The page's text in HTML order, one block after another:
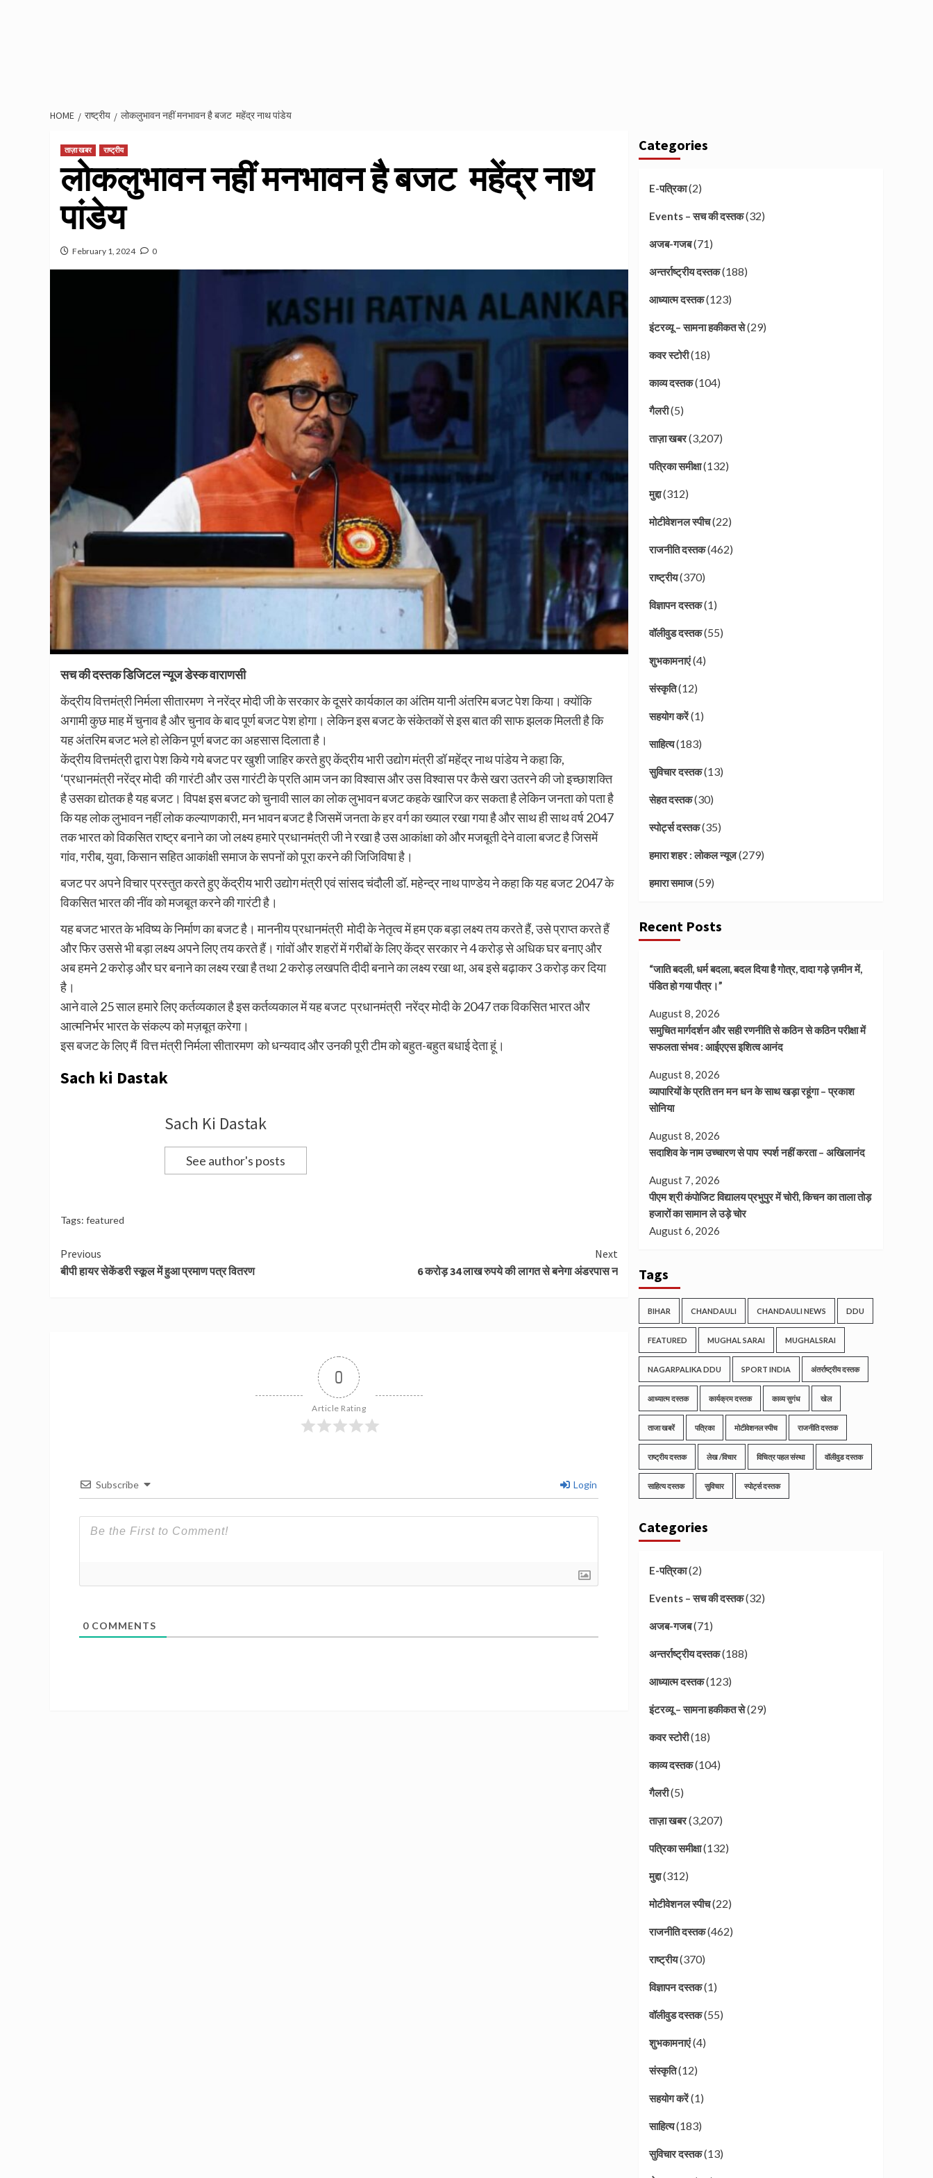
HOME राष्ट्रीय लोकलुभावन नहीं मनभावन है बजट महेंद्र नाथ पांडेय
ताज़ा खबर राष्ट्रीय
लोकलुभावन नहीं मनभावन है बजट महेंद्र नाथ
पांडेय
February 1, 2024 0
सच की दस्तक डिजिटल न्यूज डेस्क वाराणसी
केंद्रीय वित्तमंत्री निर्मला सीतारमण ने नरेंद्र मोदी जी के सरकार के दूसरे कार्यकाल का अंतिम यानी अंतरिम बजट पेश किया। क्योंकि
अगामी कुछ माह में चुनाव है और चुनाव के बाद पूर्ण बजट पेश होगा। लेकिन इस बजट के संकेतकों से इस बात की साफ झलक मिलती है कि
यह अंतरिम बजट भले हो लेकिन पूर्ण बजट का अहसास दिलाता है।
केंद्रीय वित्तमंत्री द्वारा पेश किये गये बजट पर खुशी जाहिर करते हुए केंद्रीय भारी उद्योग मंत्री डॉ महेंद्र नाथ पांडेय ने कहा कि,
‘प्रधानमंत्री नरेंद्र मोदी की गारंटी और उस गारंटी के प्रति आम जन का विश्वास और उस विश्वास पर कैसे खरा उतरने की जो इच्छाशक्ति
है उसका द्योतक है यह बजट। विपक्ष इस बजट को चुनावी साल का लोक लुभावन बजट कहके खारिज कर सकता है लेकिन जनता को पता है
कि यह लोक लुभावन नहीं लोक कल्याणकारी, मन भावन बजट है जिसमें जनता के हर वर्ग का ख्याल रखा गया है और साथ ही साथ वर्ष 2047
तक भारत को विकसित राष्ट्र बनाने का जो लक्ष्य हमारे प्रधानमंत्री जी ने रखा है उस आकांक्षा को और मजबूती देने वाला बजट है जिसमें
गांव, गरीब, युवा, किसान सहित आकांक्षी समाज के सपनों को पूरा करने की जिजिविषा है।
बजट पर अपने विचार प्रस्तुत करते हुए केंद्रीय भारी उद्योग मंत्री एवं सांसद चंदौली डॉ. महेन्द्र नाथ पाण्डेय ने कहा कि यह बजट 2047 के
विकसित भारत की नींव को मजबूत करने की गारंटी है।
यह बजट भारत के भविष्य के निर्माण का बजट है। माननीय प्रधानमंत्री मोदी के नेतृत्व में हम एक बड़ा लक्ष्य तय करते हैं, उसे प्राप्त करते हैं
और फिर उससे भी बड़ा लक्ष्य अपने लिए तय करते हैं। गांवों और शहरों में गरीबों के लिए केंद्र सरकार ने 4 करोड़ से अधिक घर बनाए और
अब हमने 2 करोड़ और घर बनाने का लक्ष्य रखा है तथा 2 करोड़ लखपति दीदी बनाने का लक्ष्य रखा था, अब इसे बढ़ाकर 3 करोड़ कर दिया
है।
आने वाले 25 साल हमारे लिए कर्तव्यकाल है इस कर्तव्यकाल में यह बजट प्रधानमंत्री नरेंद्र मोदी के 2047 तक विकसित भारत और
आत्मनिर्भर भारत के संकल्प को मज़बूत करेगा।
इस बजट के लिए मैं वित्त मंत्री निर्मला सीतारमण को धन्यवाद और उनकी पूरी टीम को बहुत-बहुत बधाई देता हूं।
Sach ki Dastak
Sach Ki Dastak
See author's posts
Tags: featured
Continue
Reading
Previous
बीपी हायर सेकेंडरी स्कूल में हुआ प्रमाण पत्र वितरण
Next
6 करोड़ 34 लाख रुपये की लागत से बनेगा अंडरपास न
0
Article Rating
Subscribe Login
0 COMMENTS
Categories
E-पत्रिका(2)
Events – सच की दस्तक(32)
अजब-गजब(71)
अन्तर्राष्ट्रीय दस्तक(188)
आध्यात्म दस्तक(123)
इंटरव्यू – सामना हकीकत से(29)
कवर स्टोरी(18)
काव्य दस्तक(104)
गैलरी(5)
ताज़ा खबर(3,207)
पत्रिका समीक्षा(132)
मुद्दा(312)
मोटीवेशनल स्पीच(22)
राजनीति दस्तक(462)
राष्ट्रीय(370)
विज्ञापन दस्तक(1)
वॉलीवुड दस्तक(55)
शुभकामनाएं(4)
संस्कृति(12)
सहयोग करें(1)
साहित्य(183)
सुविचार दस्तक(13)
सेहत दस्तक(30)
स्पोर्ट्स दस्तक(35)
हमारा शहर : लोकल न्यूज(279)
हमारा समाज(59)
Recent Posts
“जाति बदली, धर्म बदला, बदल दिया है गोत्र, दादा गड़े ज़मीन में,
पंडित हो गया पौत्र।”
August 8, 2026
समुचित मार्गदर्शन और सही रणनीति से कठिन से कठिन परीक्षा में
सफलता संभव : आईएएस इशित्व आनंद
August 8, 2026
व्यापारियों के प्रति तन मन धन के साथ खड़ा रहूंगा – प्रकाश
सोनिया
August 8, 2026
सदाशिव के नाम उच्चारण से पाप स्पर्श नहीं करता – अखिलानंद
August 7, 2026
पीएम श्री कंपोजिट विद्यालय प्रभुपुर में चोरी, किचन का ताला तोड़
हजारों का सामान ले उड़े चोर
August 6, 2026
Tags
BIHAR CHANDAULI CHANDAULI NEWS DDU
FEATURED MUGHAL SARAI MUGHALSRAI
NAGARPALIKA DDU SPORT INDIA अंतर्राष्ट्रीय दस्तक
आध्यात्म दस्तक कार्यक्रम दस्तक काव्य सुगंध खेल
ताजा खबरें पत्रिका मोटीवेशनल स्पीच राजनीति दस्तक
राष्ट्रीय दस्तक लेख /विचार विचित्र पहल संस्था वॉलीवुड दस्तक
साहित्य दस्तक सुविचार स्पोर्ट्स दस्तक
Categories
E-पत्रिका(2)
Events – सच की दस्तक(32)
अजब-गजब(71)
अन्तर्राष्ट्रीय दस्तक(188)
आध्यात्म दस्तक(123)
इंटरव्यू – सामना हकीकत से(29)
कवर स्टोरी(18)
काव्य दस्तक(104)
गैलरी(5)
ताज़ा खबर(3,207)
पत्रिका समीक्षा(132)
मुद्दा(312)
मोटीवेशनल स्पीच(22)
राजनीति दस्तक(462)
राष्ट्रीय(370)
विज्ञापन दस्तक(1)
वॉलीवुड दस्तक(55)
शुभकामनाएं(4)
संस्कृति(12)
सहयोग करें(1)
साहित्य(183)
सुविचार दस्तक(13)